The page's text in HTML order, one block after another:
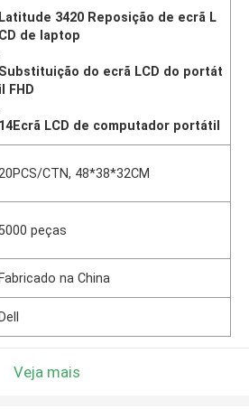
Latitude 3420 Reposição de ecrã L
CD de laptop
Substituição do ecrã LCD do portát
il FHD
14Ecrã LCD de computador portátil
20PCS/CTN, 48*38*32CM
peças
na China
Veja mais